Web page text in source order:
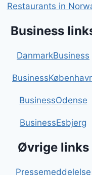
Restaurants in
Business
DanmarkBusiness
BusinessOdense
BusinessEsbjerg
Øvrige links
Pressemeddelelse